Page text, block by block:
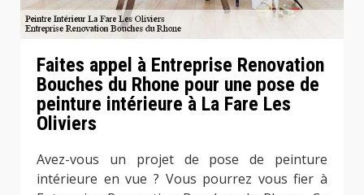
Faites appel à Entreprise Renovation
Bouches du Rhone pour une pose de
peinture intérieure à La Fare Les
Oliviers
Avez-vous un projet de pose de peinture
intérieure en vue ? Vous pourrez vous fier à